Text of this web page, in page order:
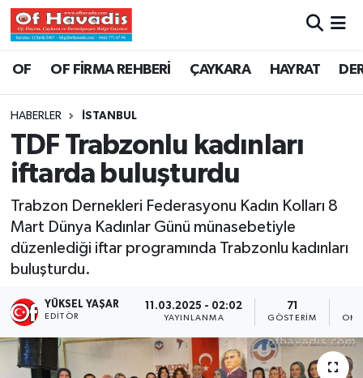
OF OF FİRMA REHBERİ ÇAYKARA HAYRAT
HABERLER İSTANBUL
TDF Trabzonlu kadınları
iftarda buluşturdu
Trabzon Dernekleri Federasyonu Kadın Kolları 8
Mart Dünya Kadınlar Günü münasebetiyle
düzenlediği iftar programında Trabzonlu kadınları
buluşturdu.
YÜKSEL YAŞAR
EDITÖR
11.03.2025 - 02:02
YAYINLANMA
71
GÖSTERIM
Trabzon Nöbetçi Eczaneler
Trabzon Namaz Vakitleri
Trabzon Trafik Yoğunluk Haritası
Süper Lig Puan Durumu ve Fikstür
Tüm Manşetler
Son Dakika Haberleri
Haber Arşivi